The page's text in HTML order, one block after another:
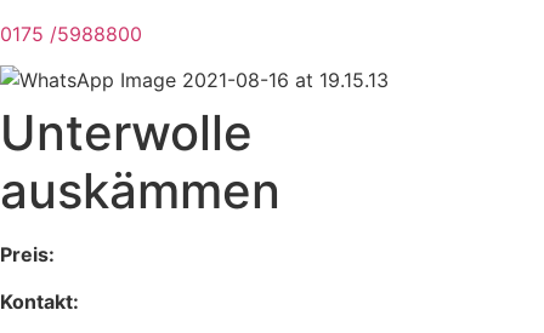
0175 /5988800
Unterwolle
auskämmen
Preis:
Kontakt: